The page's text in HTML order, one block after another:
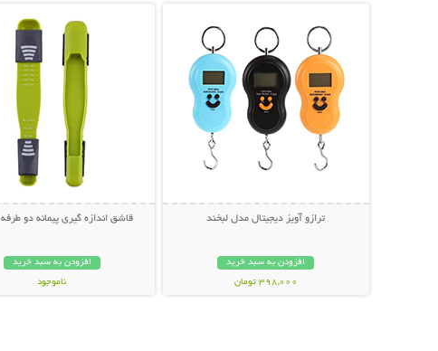
ترازو آویز دیجیتال مدل لبخند
افزودن به سبد خرید
398,000 تومان
قاشق اندازه گیری پیمانه دو طرفه Spoon
افزودن به سبد خرید
ناموجود